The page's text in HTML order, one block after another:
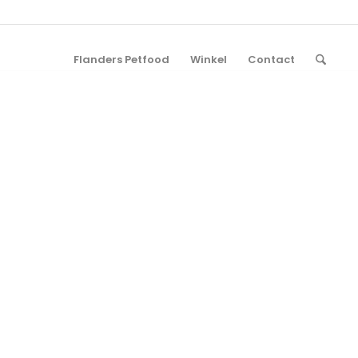
Flanders Petfood Winkel Contact